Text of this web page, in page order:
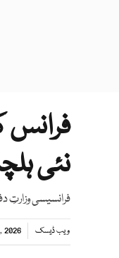
فرانس
نئی
فرانسیسی وزارتِ
ویب ڈیسک 2026